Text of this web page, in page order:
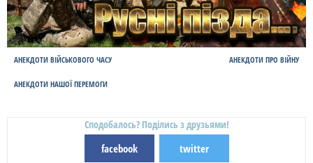
АНЕКДОТИ ВІЙСЬКОВОГО ЧАСУ АНЕКДОТИ ПРО ВІЙНУ
АНЕКДОТИ НАШОЇ ПЕРЕМОГИ
Сподобалось? Поділись з друзьями!
facebook twitter